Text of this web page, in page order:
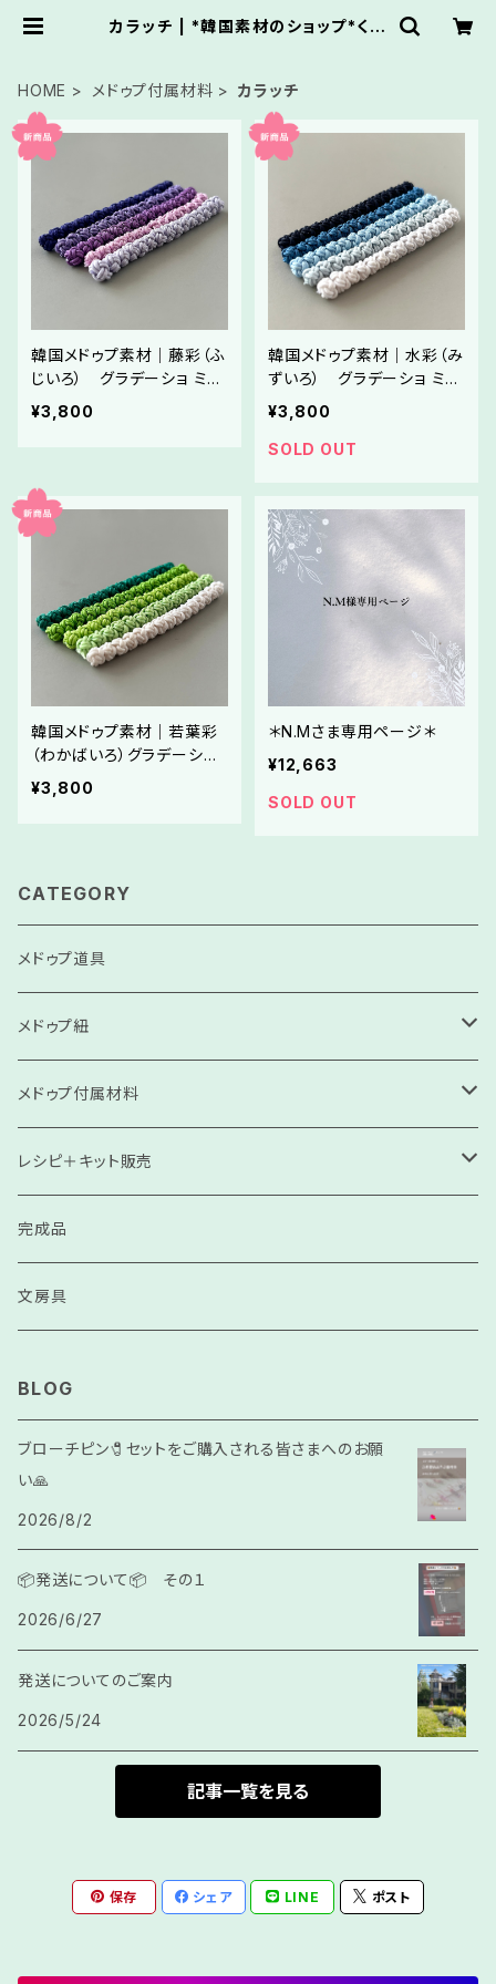
カラッチ | *韓国素材のショップ*くれ
HOME メドゥプ付属材料 カラッチ
韓国メドゥプ素材｜藤彩（ふ
じいろ） グラデーショ ミン
セサのカラッチ 5色セット
¥3,800
韓国メドゥプ素材｜水彩（み
ずいろ） グラデーショ ミン
セサのカラッチ 5色セット
¥3,800
SOLD OUT
韓国メドゥプ素材｜若葉彩
（わかばいろ）グラデーショ
ミンセサのカラッチ 5色セッ
¥3,800
＊N.Mさま専用ページ＊
¥12,663
SOLD OUT
CATEGORY
メドゥプ道具
メドゥプ紐
高級コンソサ
高級ソサ
細紐（モッコリクン・ネックレス紐）
コンソサ
メドゥプ付属材料
刺繍飾り
スル（房）
天然石
カラッチ
レシピ＋キット販売
見本
リピート用
完成品
文房具
BLOG
ブローチピン🧷セットをご購入される皆さまへのお願
い🙏
2026/8/2
📦発送について📦 その１
2026/6/27
発送についてのご案内
2026/5/24
記事一覧を見る
保存 シェア LINE ポスト